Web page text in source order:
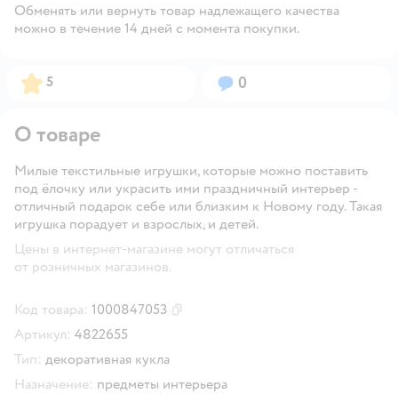
Обменять или вернуть товар надлежащего качества
можно в течение 14 дней с момента покупки.
Рейтинг:
5 Вопросов:
0
О товаре
Милые текстильные игрушки, которые можно поставить
под ёлочку или украсить ими праздничный интерьер -
отличный подарок себе или близким к Новому году. Такая
игрушка порадует и взрослых, и детей.
Цены в интернет-магазине могут отличаться
от розничных магазинов.
Код товара: 1000847053
Артикул: 4822655
Тип: декоративная кукла
Назначение: предметы интерьера